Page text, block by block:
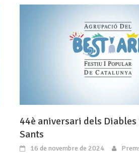
44è aniversari dels
Sants
16 de novembre de 2024